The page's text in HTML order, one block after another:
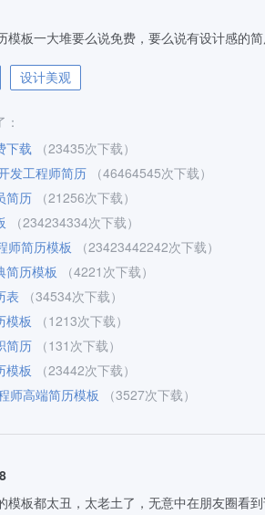
模板一大堆要么说免费，要么说有设计感的
设计美观
下载
（23435次下载）
发工程师简历
（46464545次下载）
简历
（21256次下载）
（234234334次下载）
师简历模板
（23423442242次下载）
简历模板
（4221次下载）
表
（34534次下载）
模板
（1213次下载）
简历
（131次下载）
模板
（23442次下载）
师高端简历模板
（3527次下载）
模板都太丑，太老土了，无意中在朋友圈看